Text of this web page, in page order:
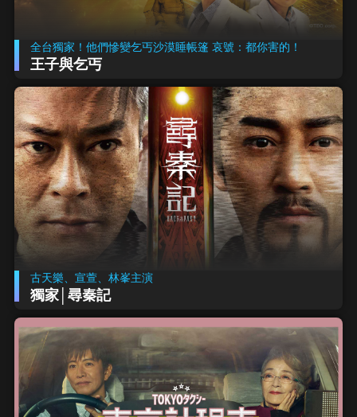
全台獨家！他們慘變乞丐沙漠睡帳篷 哀號：都你害的！
王子與乞丐
古天樂、宣萱、林峯主演
獨家│尋秦記